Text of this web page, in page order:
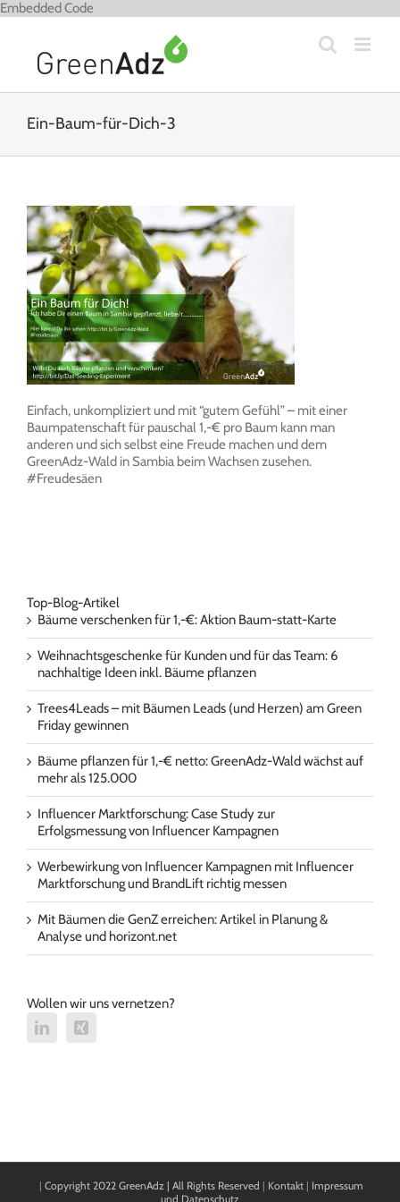
Embedded Code
Ein-Baum-für-Dich-3
Einfach, unkompliziert und mit “gutem Gefühl” – mit einer
Baumpatenschaft für pauschal 1,-€ pro Baum kann man
anderen und sich selbst eine Freude machen und dem
GreenAdz-Wald in Sambia beim Wachsen zusehen.
#Freudesäen
Top-Blog-Artikel
Bäume verschenken für 1,-€: Aktion Baum-statt-Karte
Weihnachtsgeschenke für Kunden und für das Team: 6
nachhaltige Ideen inkl. Bäume pflanzen
Trees4Leads – mit Bäumen Leads (und Herzen) am Green
Friday gewinnen
Bäume pflanzen für 1,-€ netto: GreenAdz-Wald wächst auf
mehr als 125.000
Influencer Marktforschung: Case Study zur
Erfolgsmessung von Influencer Kampagnen
Werbewirkung von Influencer Kampagnen mit Influencer
Marktforschung und BrandLift richtig messen
Mit Bäumen die GenZ erreichen: Artikel in Planung &
Analyse und horizont.net
Wollen wir uns vernetzen?
| Copyright 2022 GreenAdz | All Rights Reserved | Kontakt | Impressum
und Datenschutz